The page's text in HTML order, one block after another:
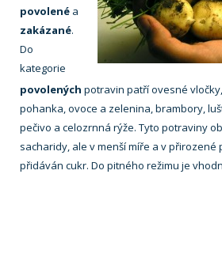
povolené a
zakázané.
Do
kategorie
povolených potravin patří ovesné
pohanka, ovoce a zelenina, brambory,
pečivo a celozrnná rýže. Tyto potraviny
sacharidy, ale v menší míře a v přirozené
přidáván cukr. Do pitného režimu je